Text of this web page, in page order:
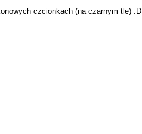
czcionkach (na czarnym tle) :D